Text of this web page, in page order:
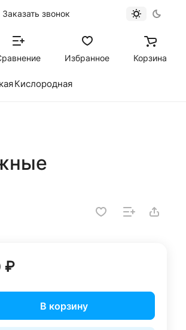
Заказать звонок
Избранное Корзина
Кислородная
₽
В корзину